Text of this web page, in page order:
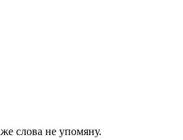
слова не упомяну.